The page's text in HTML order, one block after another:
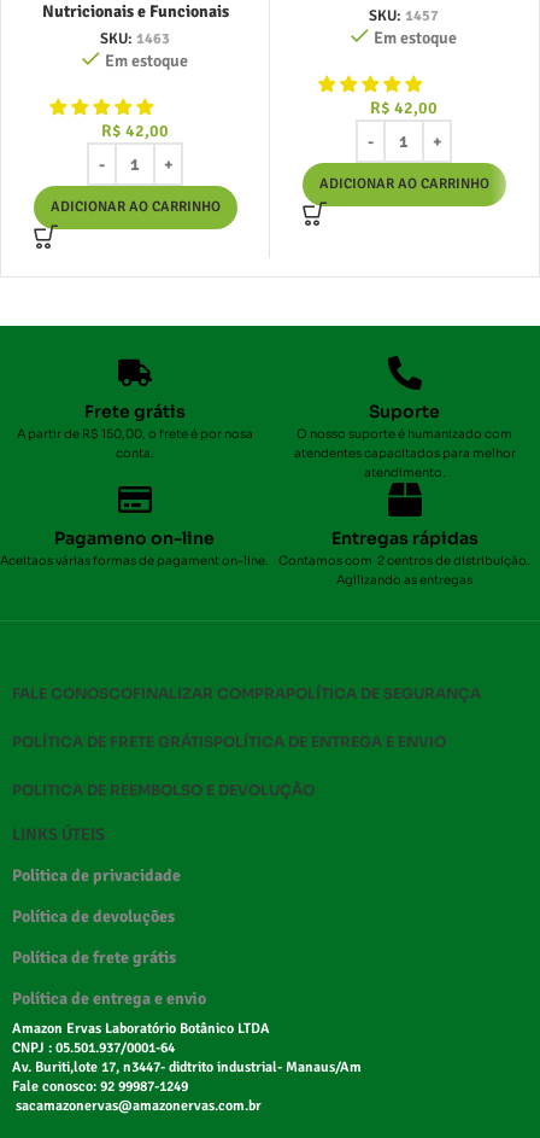
Nutricionais e Funcionais
SKU: 1463
Em estoque
R$ 42,00
ADICIONAR AO CARRINHO
SKU: 1457
Em estoque
R$ 42,00
ADICIONAR AO CARRINHO
Frete grátis
A partir de R$ 150,00, o frete é por nosa
conta.
Suporte
O nosso suporte é humanizado com
atendentes capacitados para melhor
atendimento.
Pagameno on-line
Aceitaos várias formas de pagament on-line.
Entregas rápidas
Contamos com 2 centros de distribuição.
Agilizando as entregas
FALE CONOSCOFINALIZAR COMPRAPOLÍTICA DE SEGURANÇA
POLÍTICA DE FRETE GRÁTISPOLÍTICA DE ENTREGA E ENVIO
POLITICA DE REEMBOLSO E DEVOLUÇÃO
LINKS ÚTEIS
Politica de privacidade
Política de devoluções
Política de frete grátis
Política de entrega e envio
Amazon Ervas Laboratório Botânico LTDA
CNPJ : 05.501.937/0001-64
Av. Buriti,lote 17, n3447- didtrito industrial- Manaus/Am
Fale conosco: 92 99987-1249
sacamazonervas@amazonervas.com.br